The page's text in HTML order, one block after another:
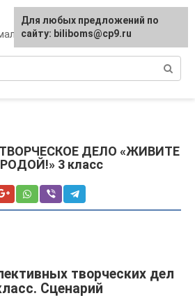
и школьников
ДЕЛО «ЖИВИТЕ
3 класс
творческих дел
Сценарий
Для любых предложений по
сайту: biliboms@cp9.ru